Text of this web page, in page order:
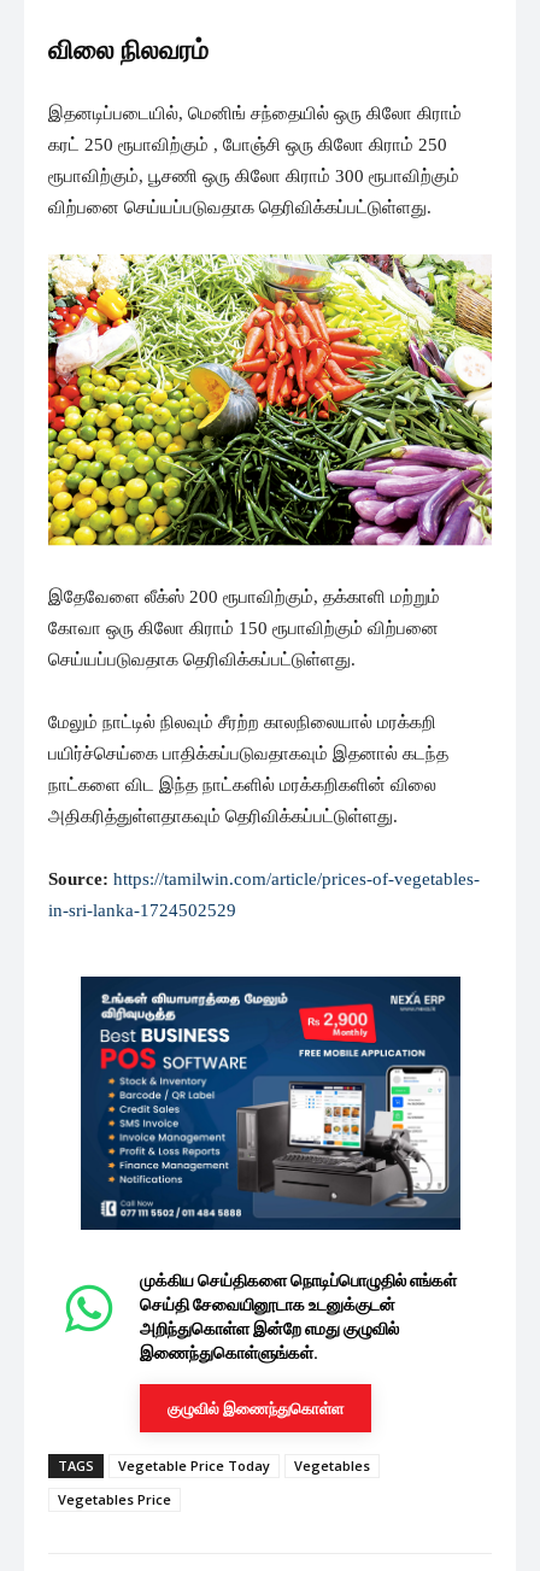
விலை நிலவரம்
இதனடிப்படையில், மெனிங் சந்தையில் ஒரு கிலோ கிராம்
கரட் 250 ரூபாவிற்கும் , போஞ்சி ஒரு கிலோ கிராம் 250
ரூபாவிற்கும், பூசணி ஒரு கிலோ கிராம் 300 ரூபாவிற்கும்
விற்பனை செய்யப்படுவதாக தெரிவிக்கப்பட்டுள்ளது.
இதேவேளை லீக்ஸ் 200 ரூபாவிற்கும், தக்காளி மற்றும்
கோவா ஒரு கிலோ கிராம் 150 ரூபாவிற்கும் விற்பனை
செய்யப்படுவதாக தெரிவிக்கப்பட்டுள்ளது.
மேலும் நாட்டில் நிலவும் சீரற்ற காலநிலையால் மரக்கறி
பயிர்ச்செய்கை பாதிக்கப்படுவதாகவும் இதனால் கடந்த
நாட்களை விட இந்த நாட்களில் மரக்கறிகளின் விலை
அதிகரித்துள்ளதாகவும் தெரிவிக்கப்பட்டுள்ளது.
Source: https://tamilwin.com/article/prices-of-vegetables-
in-sri-lanka-1724502529
முக்கிய செய்திகளை நொடிப்பொழுதில் எங்கள்
செய்தி சேவையினூடாக உடனுக்குடன்
அறிந்துகொள்ள இன்றே எமது குழுவில்
இணைந்துகொள்ளுங்கள்.
குழுவில் இணைந்துகொள்ள
TAGS Vegetable Price Today
Vegetables
Vegetables Price